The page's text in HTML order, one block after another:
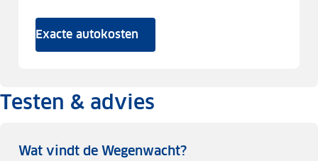
Exacte autokosten
Testen & advies
Wat vindt de Wegenwacht?